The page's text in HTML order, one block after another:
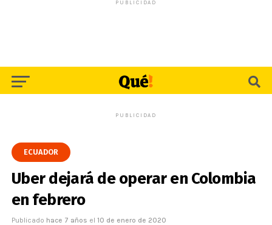
PUBLICIDAD
PUBLICIDAD
ECUADOR
Uber dejará de operar en Colombia
en febrero
Publicado hace 7 años el 10 de enero de 2020